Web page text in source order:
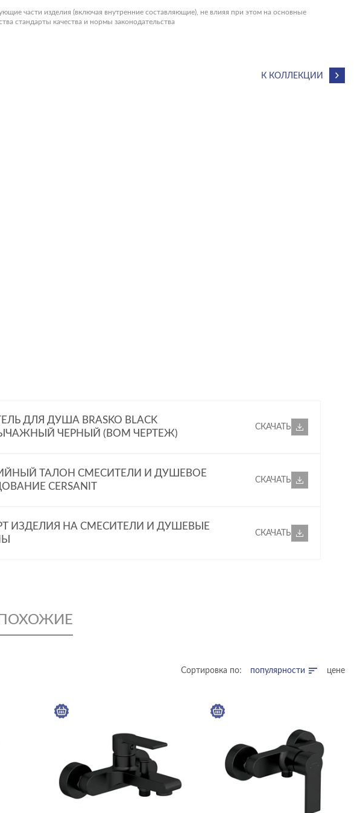
части изделия (включая внутренние составляющие), не влияя при этом на основные
стандарты качества и нормы законодательства
К КОЛЛЕКЦИИ
ДЛЯ ДУША BRASKO BLACK
ЧЕРНЫЙ (BOM ЧЕРТЕЖ)
СКАЧАТЬ
ТАЛОН СМЕСИТЕЛИ И ДУШЕВОЕ
CERSANIT
СКАЧАТЬ
ИЗДЕЛИЯ НА СМЕСИТЕЛИ И ДУШЕВЫЕ
СКАЧАТЬ
ПОХОЖИЕ
Сортировка по: популярности цене